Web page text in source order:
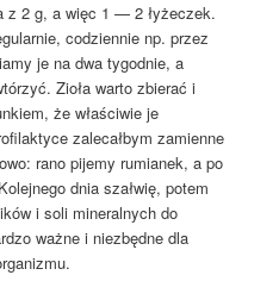
z 2 g, a więc 1 — 2 łyżeczek.
codziennie np. przez
je na dwa tygodnie, a
Zioła warto zbierać i
że właściwie je
zalecałbym zamienne
rano pijemy rumianek, a po
dnia szałwię, potem
i soli mineralnych do
ważne i niezbędne dla